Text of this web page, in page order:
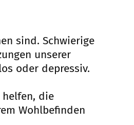
sind. Schwierige
unserer
oder depressiv.
die
Wohlbefinden